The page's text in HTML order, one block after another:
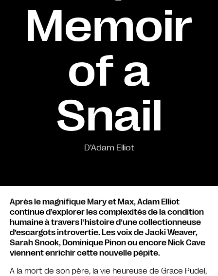
Memoir
of a
Snail
D’Adam Elliot
Après le magnifique Mary et Max, Adam Elliot
continue d’explorer les complexités de la condition
humaine à travers l’histoire d’une collectionneuse
d’escargots introvertie. Les voix de Jacki Weaver,
Sarah Snook, Dominique Pinon ou encore Nick Cave
viennent enrichir cette nouvelle pépite.
A la mort de son père, la vie heureuse de Grace Pudel,